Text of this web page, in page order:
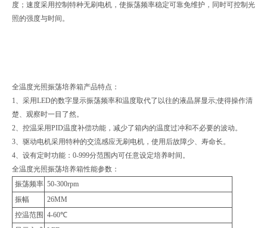
度；速度采用控制特种无刷电机，使振荡频率稳定可靠免维护，同时可控制光
照的强度与时间。
全温度光照振荡培养箱产品特点：
1、采用LED的数字显示振荡频率和温度取代了以往的液晶屏显示;使得操作清
楚、观察时一目了然。
2、控温采用PID温度补偿功能，减少了箱内的温度过冲和不必要的波动。
3、驱动电机采用特种的交流感应无刷电机，使用后故障少、寿命长。
4、设有定时功能：0-999分范围内可任意设定培养时间。
全温度光照振荡培养箱性能参数：
振荡频率 50-300rpm
振幅
26MM
控温范围 4-60℃